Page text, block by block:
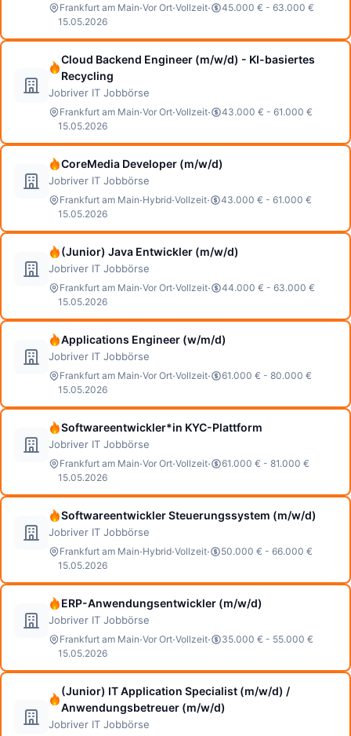
Frankfurt am Main·Vor Ort·Vollzeit·
45.000 € - 63.000 €
15.05.2026
Cloud Backend Engineer (m/w/d) - KI-basiertes
Recycling
Jobriver IT Jobbörse
Frankfurt am Main·Vor Ort·Vollzeit·
43.000 € - 61.000 €
15.05.2026
CoreMedia Developer (m/w/d)
Jobriver IT Jobbörse
Frankfurt am Main·Hybrid·Vollzeit·
43.000 € - 61.000 €
15.05.2026
(Junior) Java Entwickler (m/w/d)
Jobriver IT Jobbörse
Frankfurt am Main·Vor Ort·Vollzeit·
44.000 € - 63.000 €
15.05.2026
Applications Engineer (w/m/d)
Jobriver IT Jobbörse
Frankfurt am Main·Vor Ort·Vollzeit·
61.000 € - 80.000 €
15.05.2026
Softwareentwickler*in KYC-Plattform
Jobriver IT Jobbörse
Frankfurt am Main·Vor Ort·Vollzeit·
61.000 € - 81.000 €
15.05.2026
Softwareentwickler Steuerungssystem (m/w/d)
Jobriver IT Jobbörse
Frankfurt am Main·Hybrid·Vollzeit·
50.000 € - 66.000 €
15.05.2026
ERP-Anwendungsentwickler (m/w/d)
Jobriver IT Jobbörse
Frankfurt am Main·Vor Ort·Vollzeit·
35.000 € - 55.000 €
15.05.2026
(Junior) IT Application Specialist (m/w/d) /
Anwendungsbetreuer (m/w/d)
Jobriver IT Jobbörse